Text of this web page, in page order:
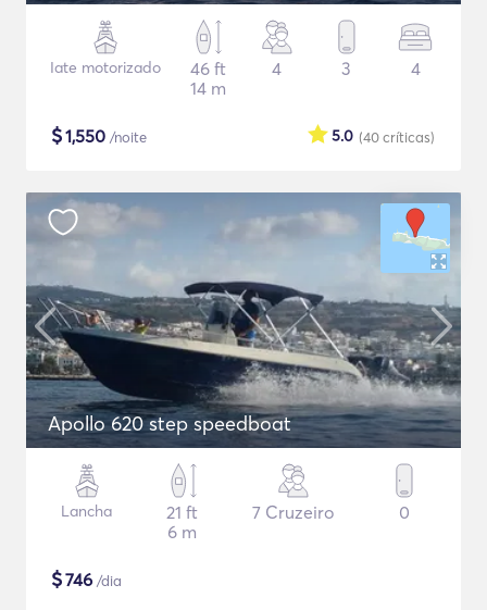
Iate motorizado
46 ft
14 m
4 3 4
$1,550 /noite (40críticas)
5.0
Apollo 620 step speedboat
Lancha
21 ft
6 m
7 Cruzeiro 0
$746 /dia